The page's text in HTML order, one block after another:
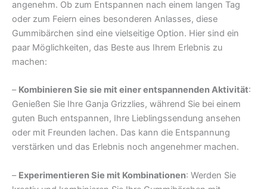
angenehm. Ob zum Entspannen nach einem langen Tag
oder zum Feiern eines besonderen Anlasses, diese
Gummibärchen sind eine vielseitige Option. Hier sind ein
paar Möglichkeiten, das Beste aus Ihrem Erlebnis zu
machen:
– Kombinieren Sie sie mit einer entspannenden Aktivität:
Genießen Sie Ihre Ganja Grizzlies, während Sie bei einem
guten Buch entspannen, Ihre Lieblingssendung ansehen
oder mit Freunden lachen. Das kann die Entspannung
verstärken und das Erlebnis noch angenehmer machen.
– Experimentieren Sie mit Kombinationen: Werden Sie